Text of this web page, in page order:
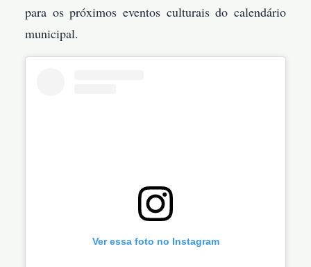
para os próximos eventos culturais do calendário
municipal.
Ver essa foto no Instagram